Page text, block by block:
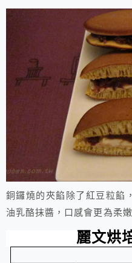
銅鑼燒的夾餡除了紅豆粒餡
油乳酪抹醬，口感會更為柔嫩
麗文烘